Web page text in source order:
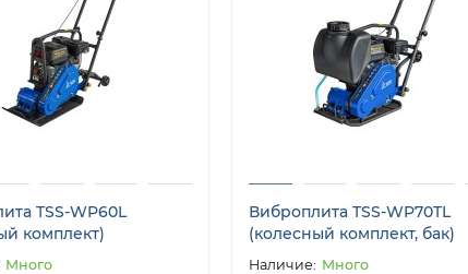
TSS-WP60L
комплект)
Много
Виброплита TSS-WP70TL
(колесный комплект, бак)
Много